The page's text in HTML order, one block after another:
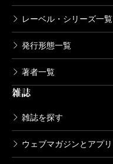
レーベル・シリーズ一覧
発行形態一覧
著者一覧
雑誌
雑誌を探す
ウェブマガジンとアプリ